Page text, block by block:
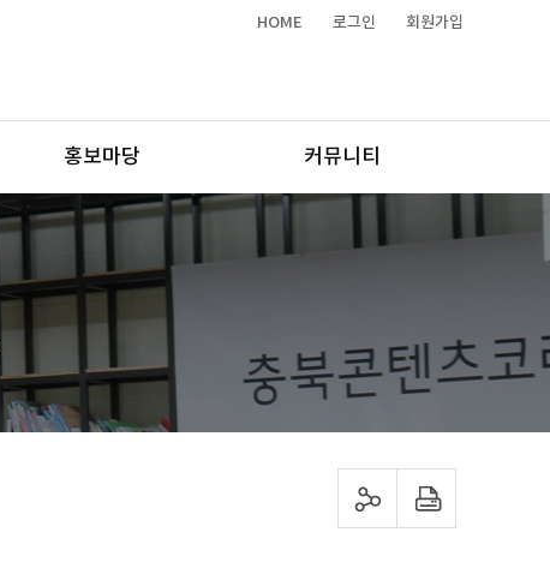
HOME 로그인 회원가입
홍보마당 커뮤니티
sns 공유하기 프린트하기